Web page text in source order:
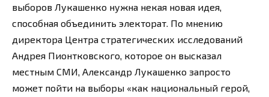
выборов Лукашенко нужна некая новая идея,
способная объединить электорат. По мнению
директора Центра стратегических исследований
Андрея Пионтковского, которое он высказал
местным СМИ, Александр Лукашенко запросто
может пойти на выборы «как национальный герой,